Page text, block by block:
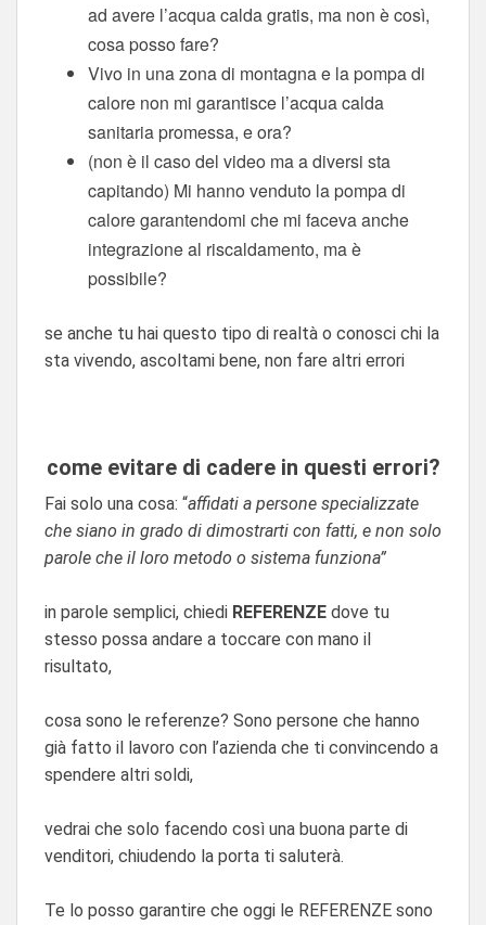
ad avere l’acqua calda gratis, ma non è così,
cosa posso fare?
Vivo in una zona di montagna e la pompa di
calore non mi garantisce l’acqua calda
sanitaria promessa, e ora?
(non è il caso del video ma a diversi sta
capitando) Mi hanno venduto la pompa di
calore garantendomi che mi faceva anche
integrazione al riscaldamento, ma è
possibile?
se anche tu hai questo tipo di realtà o conosci chi la
sta vivendo, ascoltami bene, non fare altri errori
come evitare di cadere in questi errori?
Fai solo una cosa: “affidati a persone specializzate
che siano in grado di dimostrarti con fatti, e non solo
parole che il loro metodo o sistema funziona”
in parole semplici, chiedi REFERENZE dove tu
stesso possa andare a toccare con mano il
risultato,
cosa sono le referenze? Sono persone che hanno
già fatto il lavoro con l’azienda che ti convincendo a
spendere altri soldi,
vedrai che solo facendo così una buona parte di
venditori, chiudendo la porta ti saluterà.
Te lo posso garantire che oggi le REFERENZE sono